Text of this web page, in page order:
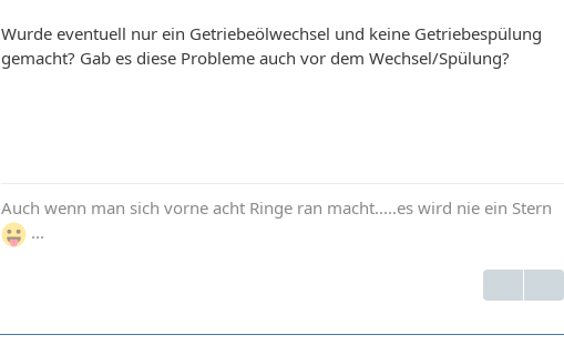
Wurde eventuell nur ein Getriebeölwechsel und keine Getriebespülung
gemacht? Gab es diese Probleme auch vor dem Wechsel/Spülung?
Auch wenn man sich vorne acht Ringe ran macht.....es wird nie ein Stern
...